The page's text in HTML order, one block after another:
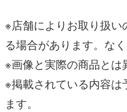
※店舗によりお取り扱
る場合があります。な
※画像と実際の商品とは
※掲載されている内容は
ます。